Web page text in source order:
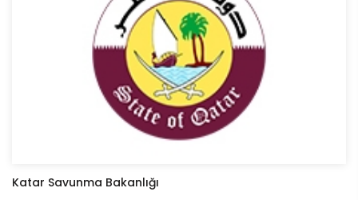
Katar Savunma Bakanlığı